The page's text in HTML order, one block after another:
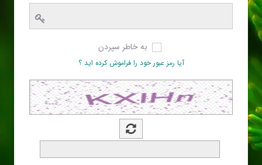
به خاطر سپردن
آیا رمز عبور خود را فراموش کرده اید ؟